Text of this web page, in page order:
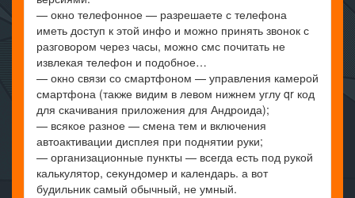
— окно телефонное — разрешаете с телефона
иметь доступ к этой инфо и можно принять звонок с
разговором через часы, можно смс почитать не
извлекая телефон и подобное…
— окно связи со смартфоном — управления камерой
смартфона (также видим в левом нижнем углу qr код
для скачивания приложения для Андроида);
— всякое разное — смена тем и включения
автоактивации дисплея при поднятии руки;
— организационные пункты — всегда есть под рукой
калькулятор, секундомер и календарь. а вот
будильник самый обычный, не умный.